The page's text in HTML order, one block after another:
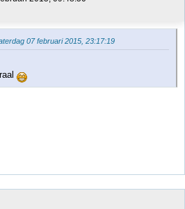
07 februari 2015, 23:17:19